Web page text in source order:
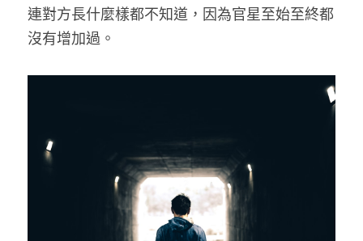
連對方長什麼樣都不知道，因為官星至始至終都
沒有增加過。